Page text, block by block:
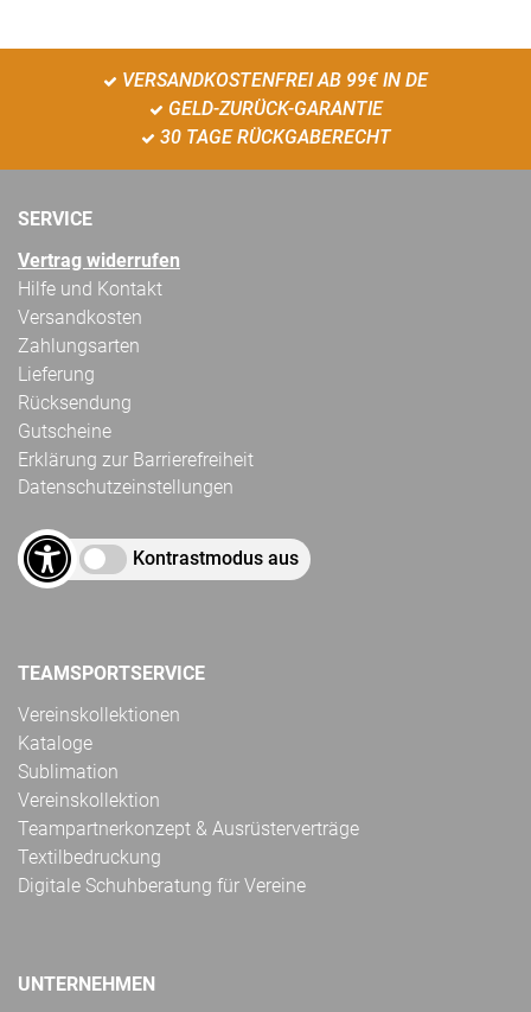
VERSANDKOSTENFREI AB 99€ IN DE
GELD-ZURÜCK-GARANTIE
30 TAGE RÜCKGABERECHT
SERVICE
Vertrag widerrufen
Hilfe und Kontakt
Versandkosten
Zahlungsarten
Lieferung
Rücksendung
Gutscheine
Erklärung zur Barrierefreiheit
Datenschutzeinstellungen
Kontrastmodus aus
TEAMSPORTSERVICE
Vereinskollektionen
Kataloge
Sublimation
Vereinskollektion
Teampartnerkonzept & Ausrüsterverträge
Textilbedruckung
Digitale Schuhberatung für Vereine
UNTERNEHMEN